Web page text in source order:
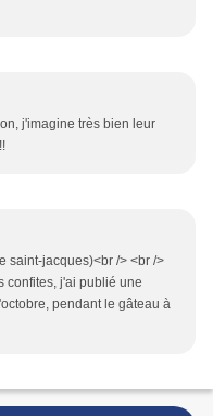
j'imagine très bien leur
saint-jacques)<br /> <br />
confites, j'ai publié une
pendant le gâteau à